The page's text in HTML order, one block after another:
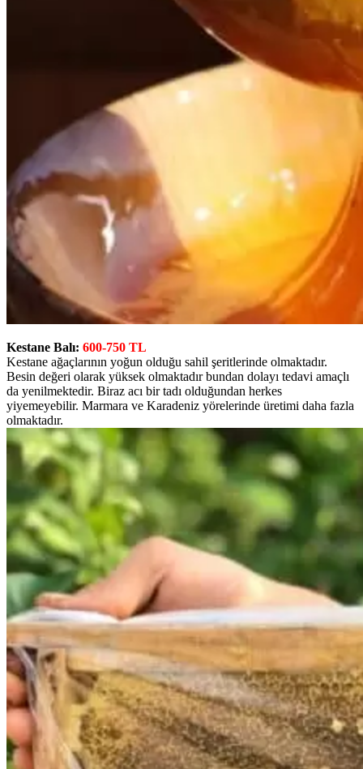
Kestane Balı: 600-750 TL
Kestane ağaçlarının yoğun olduğu sahil şeritlerinde olmaktadır.
Besin değeri olarak yüksek olmaktadır bundan dolayı tedavi amaçlı
da yenilmektedir. Biraz acı bir tadı olduğundan herkes
yiyemeyebilir. Marmara ve Karadeniz yörelerinde üretimi daha fazla
olmaktadır.